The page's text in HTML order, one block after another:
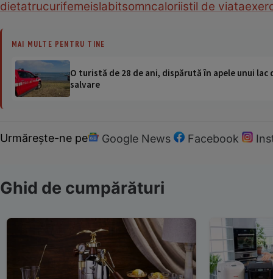
dietatrucurifemeislabitsomncaloriistil de viata
MAI MULTE PENTRU TINE
O turistă de 28 de ani, dispărută în apele unui
salvare
Urmărește-ne pe Google News Facebook
Ghid de cumpărături